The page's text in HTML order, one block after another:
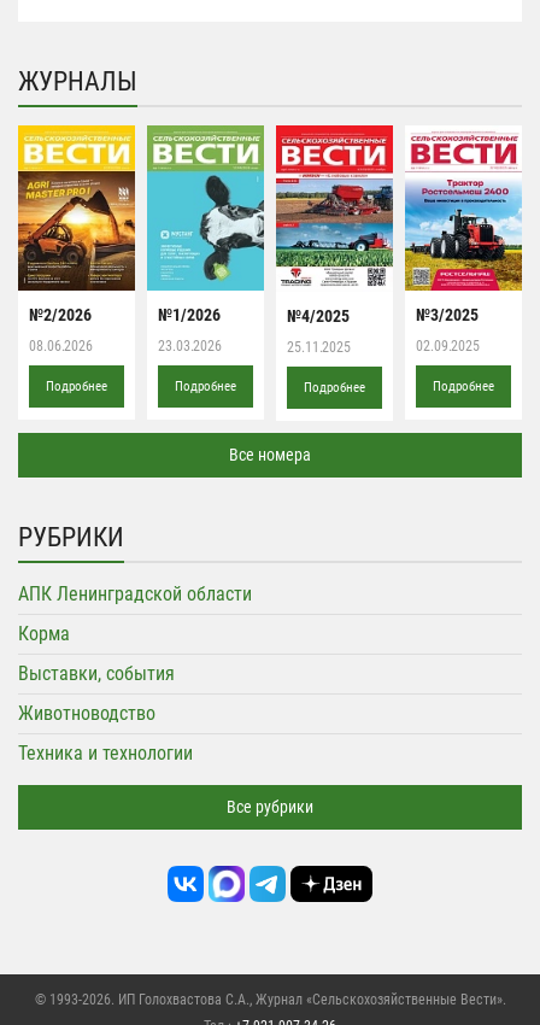
ЖУРНАЛЫ
№2/2026
08.06.2026
Подробнее
№1/2026
23.03.2026
Подробнее
№4/2025
25.11.2025
Подробнее
№3/2025
02.09.2025
Подробнее
Все номера
РУБРИКИ
АПК Ленинградской области
Корма
Выставки, события
Животноводство
Техника и технологии
Все рубрики
© 1993-2026. ИП Голохвастова С.А., Журнал «Сельскохозяйственные Вести».